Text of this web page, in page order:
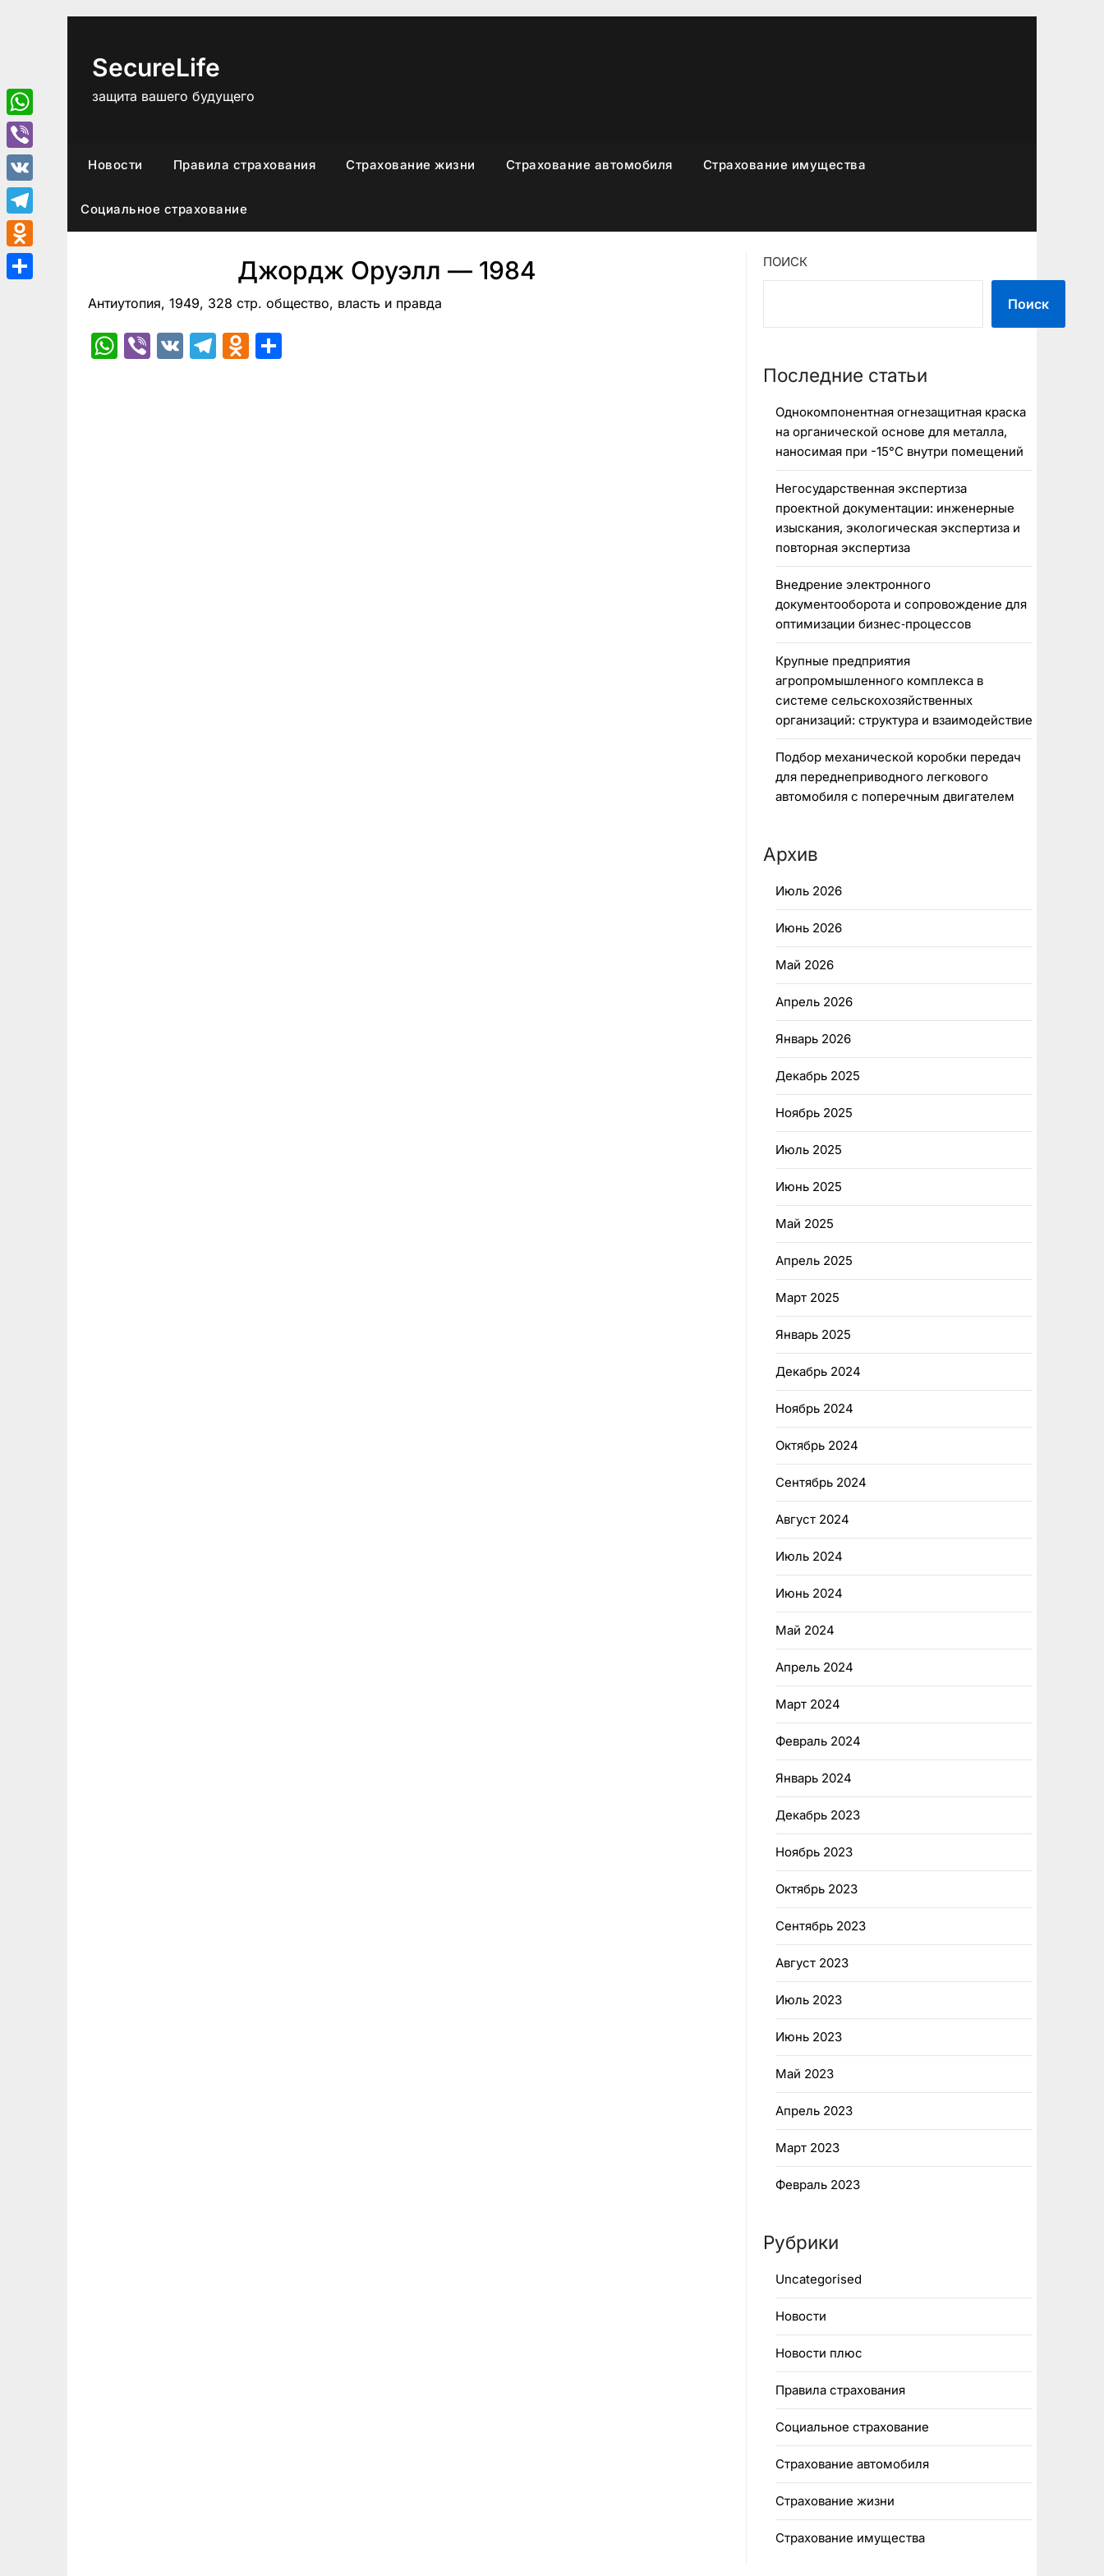
SecureLife
защита вашего будущего
Новости Правила страхования Страхование жизни Страхование автомобиля Страхование имущества
Социальное страхование
Джордж Оруэлл — 1984
Антиутопия, 1949, 328 стр. общество, власть и правда
WhatsApp
Viber
VK Telegram
Odnoklassniki
ПОИСК
Поиск
Последние статьи
Однокомпонентная огнезащитная краска
на органической основе для металла,
наносимая при -15°C внутри помещений
Негосударственная экспертиза
проектной документации: инженерные
изыскания, экологическая экспертиза и
повторная экспертиза
Внедрение электронного
документооборота и сопровождение для
оптимизации бизнес‑процессов
Крупные предприятия
агропромышленного комплекса в
системе сельскохозяйственных
организаций: структура и взаимодействие
Подбор механической коробки передач
для переднеприводного легкового
автомобиля с поперечным двигателем
Архив
Июль 2026
Июнь 2026
Май 2026
Апрель 2026
Январь 2026
Декабрь 2025
Ноябрь 2025
Июль 2025
Июнь 2025
Май 2025
Апрель 2025
Март 2025
Январь 2025
Декабрь 2024
Ноябрь 2024
Октябрь 2024
Сентябрь 2024
Август 2024
Июль 2024
Июнь 2024
Май 2024
Апрель 2024
Март 2024
Февраль 2024
Январь 2024
Декабрь 2023
Ноябрь 2023
Октябрь 2023
Сентябрь 2023
Август 2023
Июль 2023
Июнь 2023
Май 2023
Апрель 2023
Март 2023
Февраль 2023
Рубрики
Uncategorised
Новости
Новости плюс
Правила страхования
Социальное страхование
Страхование автомобиля
Страхование жизни
Страхование имущества
WhatsApp
Viber
VK
Telegram
Odnoklassniki